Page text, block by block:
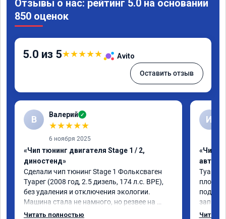
Отзывы о нас: рейтинг 5.0 на основании
850 оценок
5.0 из 5★★★★★ Avito
Оставить отзыв
В Валерий ✓
★★★★★
6 ноября 2025
«Чип тюнинг двигателя Stage 1 / 2,
диностенд»
Сделали чип тюнинг Stage 1 Фольксваген
Туарег (2008 год, 2.5 дизель, 174 л.с. BPE),
без удаления и отключения экологии.
Машина стала не намного, но резвее на
низких оборотах и на скорости после 100
Читать полностью
И
«Чип
Туарег
плохо
работы
Читать